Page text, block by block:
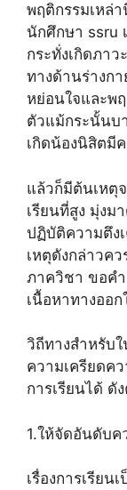
พฤติกรรมเหล่
นักศึกษา ssru
กระทั่งเกิดภาว
ทางด้านร่างก
หย่อนใจและพ
ตัวแม้กระนั้นบ
เกิดน้องนิสิตมี
แล้วก็มีต้นเหตุ
เรียนที่สูง มุ่งม
ปฏิบัติความตึง
เหตุดังกล่าวค
ภาควิชา ขอค
เนื้อหาทางออก
วิถีทางสำหรับ
ความเครียดค
การเรียนได้ ดั
1.ให้จัดอันดับ
เรื่องการเรีย